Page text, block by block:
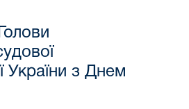
України з Днем